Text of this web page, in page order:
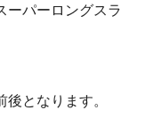
パーロングスラ
となります。